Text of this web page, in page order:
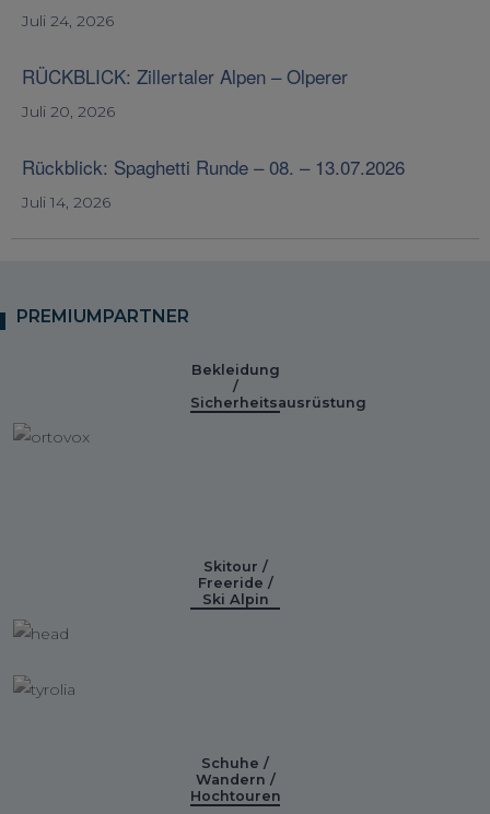
Juli 24, 2026
RÜCKBLICK: Zillertaler Alpen – Olperer
Juli 20, 2026
Rückblick: Spaghetti Runde – 08. – 13.07.2026
Juli 14, 2026
PREMIUMPARTNER
Bekleidung
/
Sicherheitsausrüstung
Skitour /
Freeride /
Ski Alpin
Schuhe /
Wandern /
Hochtouren